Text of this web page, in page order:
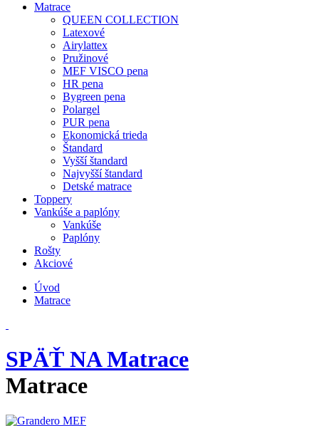
Matrace
QUEEN COLLECTION
Latexové
Airylattex
Pružinové
MEF VISCO pena
HR pena
Bygreen pena
Polargel
PUR pena
Ekonomická trieda
Štandard
Vyšší štandard
Najvyšší štandard
Detské matrace
Toppery
Vankúše a paplóny
Vankúše
Paplóny
Rošty
Akciové
Úvod
Matrace
SPÄŤ NA Matrace
Matrace